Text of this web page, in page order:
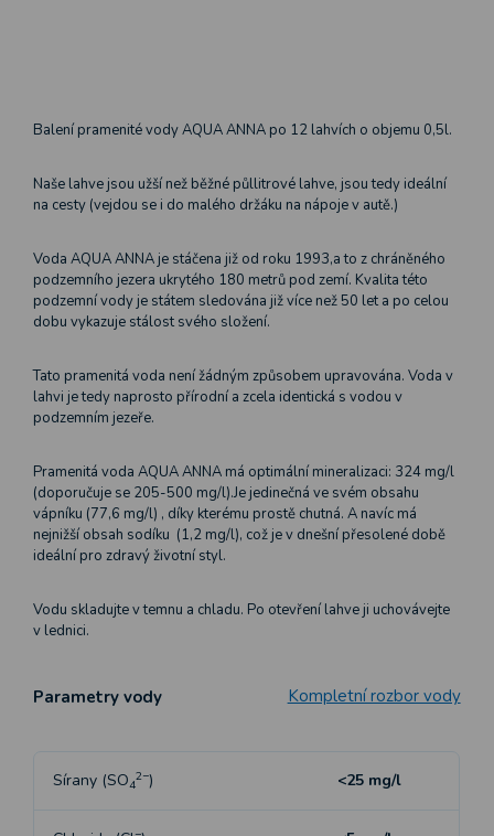
Balení pramenité vody AQUA ANNA po 12 lahvích o objemu 0,5l.
Naše lahve jsou užší než běžné půllitrové lahve, jsou tedy ideální
na cesty (vejdou se i do malého držáku na nápoje v autě.)
Voda AQUA ANNA je stáčena již od roku 1993,a to z chráněného
podzemního jezera ukrytého 180 metrů pod zemí. Kvalita této
podzemní vody je státem sledována již více než 50 let a po celou
dobu vykazuje stálost svého složení.
Tato pramenitá voda není žádným způsobem upravována. Voda v
lahvi je tedy naprosto přírodní a zcela identická s vodou v
podzemním jezeře.
Pramenitá voda AQUA ANNA má optimální mineralizaci: 324 mg/l
(doporučuje se 205-500 mg/l).Je jedinečná ve svém obsahu
vápníku (77,6 mg/l) , díky kterému prostě chutná. A navíc má
nejnižší obsah sodíku (1,2 mg/l), což je v dnešní přesolené době
ideální pro zdravý životní styl.
Vodu skladujte v temnu a chladu. Po otevření lahve ji uchovávejte
v lednici.
Parametry vody Kompletní rozbor vody
Sírany (SO4
2−) <25 mg/l